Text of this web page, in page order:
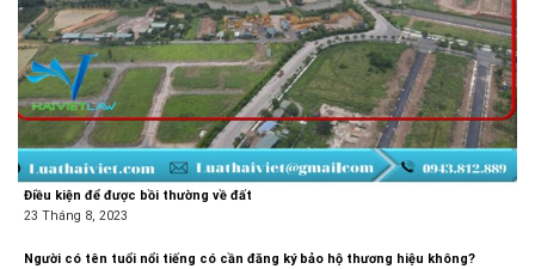
Điều kiện để được bồi thường về đất
23 Tháng 8, 2023
Người có tên tuổi nổi tiếng có cần đăng ký bảo hộ thương hiệu không?